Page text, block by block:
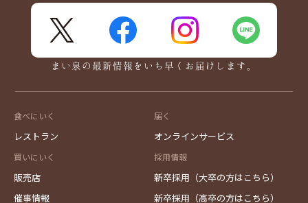
FaceBook Instagram
まい泉の最新情報をいち早くお届けします。
食べにいく
レストラン
買いにいく
販売店
催事情報
届く
オンラインサービス
採用情報
新卒採用（大卒の方はこちら）
新卒採用（高卒の方はこちら）